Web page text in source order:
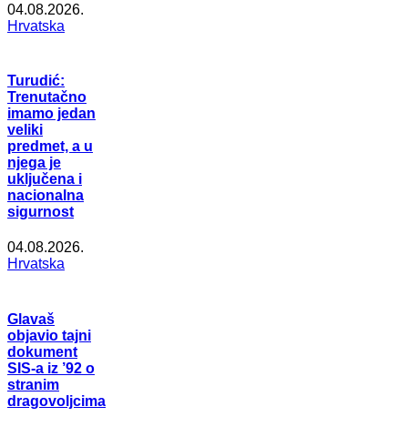
04.08.2026.
Hrvatska
Turudić:
Trenutačno
imamo jedan
veliki
predmet, a u
njega je
uključena i
nacionalna
sigurnost
04.08.2026.
Hrvatska
Glavaš
objavio tajni
dokument
SIS-a iz ’92 o
stranim
dragovoljcima